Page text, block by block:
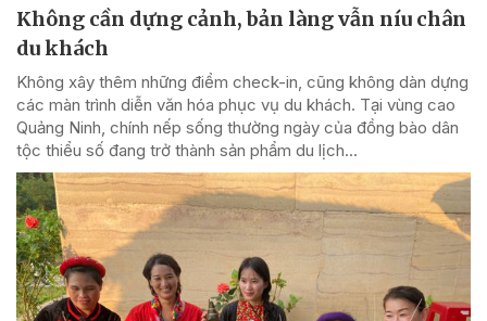
Không cần dựng cảnh, bản làng vẫn níu chân
du khách
Không xây thêm những điểm check-in, cũng không dàn dựng
các màn trình diễn văn hóa phục vụ du khách. Tại vùng cao
Quảng Ninh, chính nếp sống thường ngày của đồng bào dân
tộc thiểu số đang trở thành sản phẩm du lịch...